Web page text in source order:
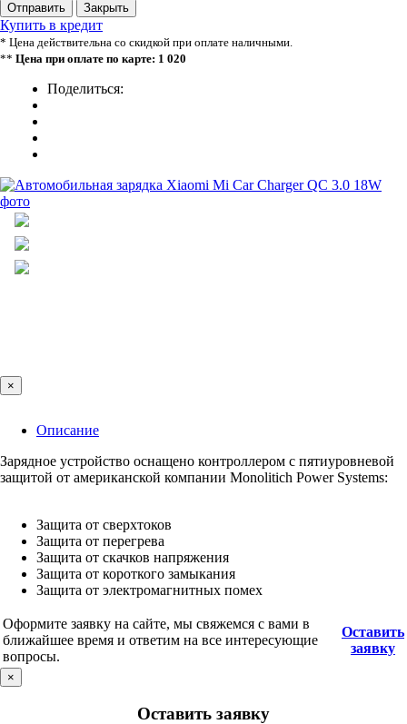
Отправить Закрыть
Купить в кредит
* Цена действительна со скидкой при оплате наличными.
** Цена при оплате по карте: 1 020
Поделиться:
×
Описание
Зарядное устройство оснащено контроллером с пятиуровневой
защитой от американской компании Monolitich Power Systems:
Защита от сверхтоков
Защита от перегрева
Защита от скачков напряжения
Защита от короткого замыкания
Защита от электромагнитных помех
Оформите заявку на сайте, мы свяжемся с вами в
ближайшее время и ответим на все интересующие
вопросы.
Оставить
заявку
×
Оставить заявку